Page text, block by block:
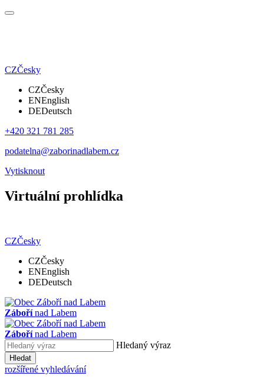
CZČesky
CZČesky
ENEnglish
DEDeutsch
+420 321 781 285
podatelna@zaborinadlabem.cz
Vytisknout
Virtuální prohlídka
CZČesky
CZČesky
ENEnglish
DEDeutsch
Zábořínad Labem
Zábořínad Labem
Hledaný výraz
Hledat
rozšířené vyhledávání